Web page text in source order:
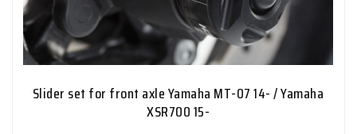
Slider set for front axle Yamaha MT-07 14- / Yamaha
XSR700 15-